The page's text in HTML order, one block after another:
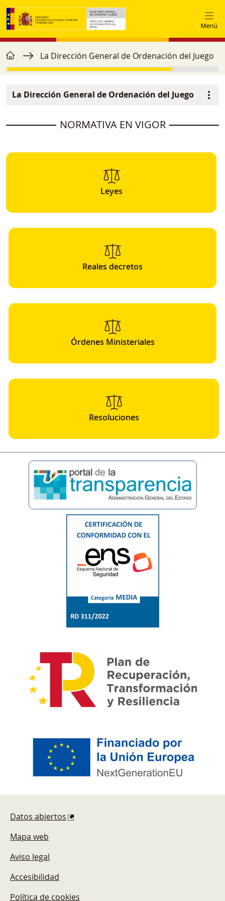
Pasar al contenido principal
Ruta de navegación
home La Dirección General de Ordenación del Juego
La Dirección General de Ordenación del Juego
NORMATIVA EN VIGOR
Leyes
Reales decretos
Órdenes Ministeriales
Resoluciones
Datos abiertos
Mapa web
Aviso legal
Accesibilidad
Política de cookies